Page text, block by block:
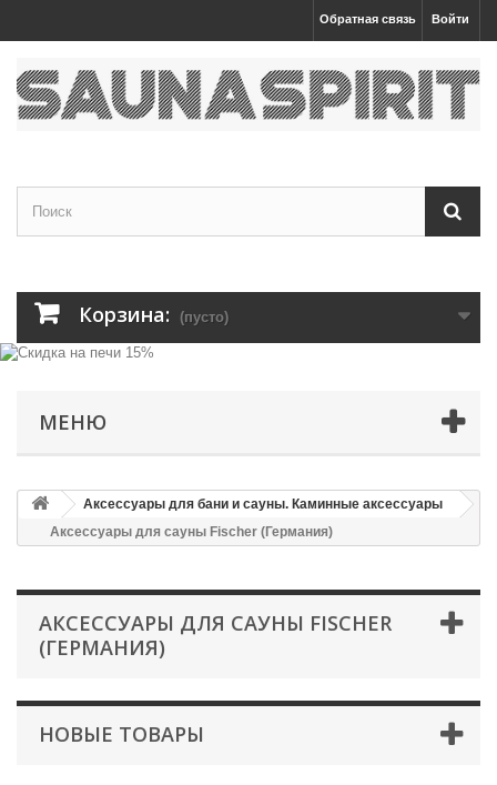
Войти
Обратная связь
Корзина: (пусто)
МЕНЮ
Аксессуары для бани и сауны. Каминные аксессуары
Аксессуары для сауны Fischer (Германия)
АКСЕССУАРЫ ДЛЯ САУНЫ FISCHER
(ГЕРМАНИЯ)
НОВЫЕ ТОВАРЫ